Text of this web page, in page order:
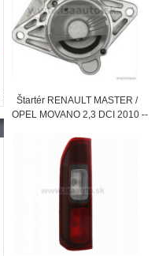
Štartér RENAULT MASTER /
OPEL MOVANO 2,3 DCI 2010 --